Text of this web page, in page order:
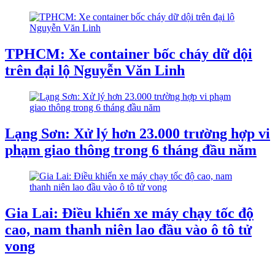
TPHCM: Xe container bốc cháy dữ dội
trên đại lộ Nguyễn Văn Linh
Lạng Sơn: Xử lý hơn 23.000 trường hợp vi
phạm giao thông trong 6 tháng đầu năm
Gia Lai: Điều khiển xe máy chạy tốc độ
cao, nam thanh niên lao đầu vào ô tô tử
vong